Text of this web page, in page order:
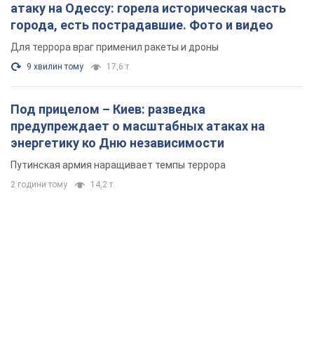
атаку на Одессу: горела историческая часть
города, есть пострадавшие. Фото и видео
Для террора враг применил ракеты и дроны
9 хвилин тому 17,6 т.
Под прицелом – Киев: разведка
предупреждает о масштабных атаках на
энергетику ко Дню независимости
Путинская армия наращивает темпы террора
2 години тому 14,2 т.